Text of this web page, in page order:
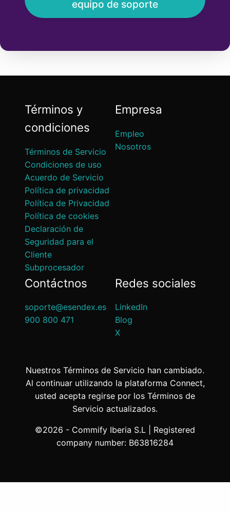
equipo de soporte
Términos y
condiciones
Términos de Servicio
Condiciones de uso
Acuerdo de Servicio
Política de privacidad
Política de Privacidad
Política de cookies
Declaración de
Seguridad para el
Cliente
Subprocesador
Empresa
Empleo
Nosotros
Contáctnos
soporte@esendex.es
900 800 471
Redes sociales
LinkedIn
Blog
X
Nuestros Términos de Servicio han cambiado.
Al continuar utilizando la plataforma Connect,
usted acepta regirse por los Términos de
Servicio actualizados.
©2026 - Commify Iberia S.L | Registered
company number: B63816284